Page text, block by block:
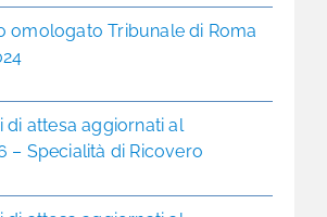
omologato Tribunale di Roma
di attesa aggiornati al
– Specialità di Ricovero